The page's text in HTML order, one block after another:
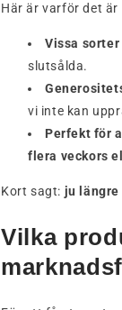
Här är varför det
Vissa
slutsålda.
vi inte kan
Perfekt för
flera veckors
Kort sagt: ju
Vilka